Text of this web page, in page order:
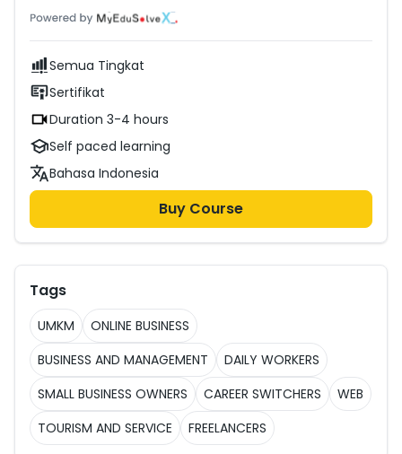
Semua Tingkat
Sertifikat
Duration 3-4 hours
Self paced learning
Bahasa Indonesia
Buy Course
Tags
UMKM
ONLINE BUSINESS
BUSINESS AND MANAGEMENT
DAILY WORKERS
SMALL BUSINESS OWNERS
CAREER SWITCHERS
WEB
TOURISM AND SERVICE
FREELANCERS